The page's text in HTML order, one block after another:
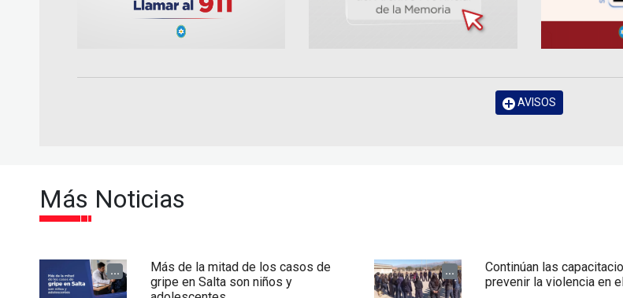
AVISOS
Más Noticias
...
Más de la mitad de los casos de
gripe en Salta son niños y
...
Continúan las
prevenir la violencia en